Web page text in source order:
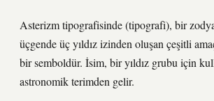
Asterizm tipografisinde (tipografi), bir
üçgende üç yıldız izinden oluşan çeşitli
bir semboldür. İsim, bir yıldız grubu için
astronomik terimden gelir.